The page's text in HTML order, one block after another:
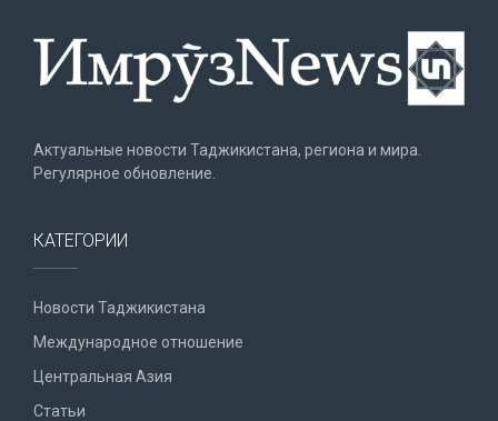
Актуальные новости Таджикистана, региона и мира.
Регулярное обновление.
КАТЕГОРИИ
Новости Таджикистана
Международное отношение
Центральная Азия
Статьи